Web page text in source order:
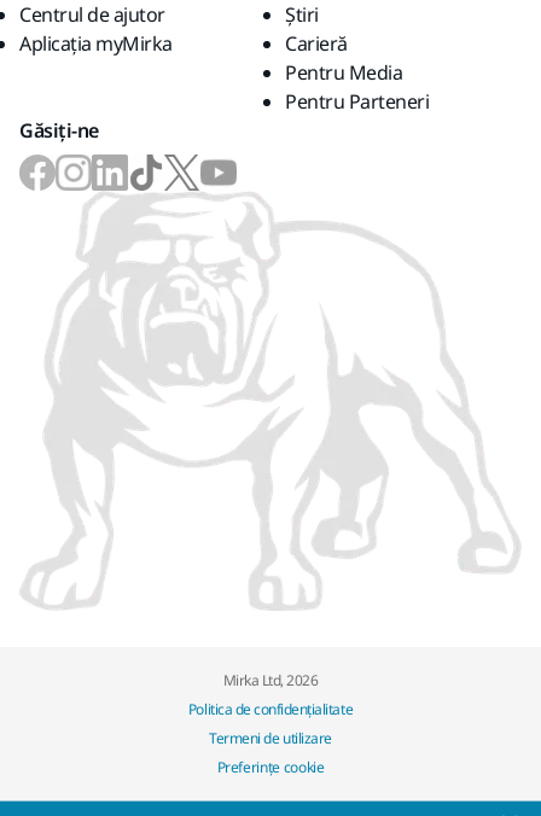
Centrul de ajutor
Aplicația myMirka
Știri
Carieră
Pentru Media
Pentru Parteneri
Găsiți-ne
Mirka Ltd, 2026
Politica de confidențialitate
Termeni de utilizare
Preferințe cookie